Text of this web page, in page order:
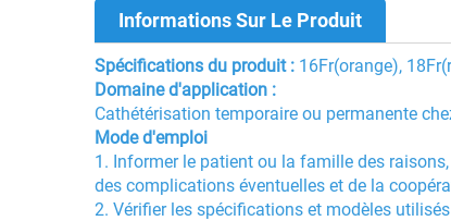
Informations Sur Le Produit
Spécifications du produit : 16Fr(orange),
Domaine d'application :
Cathétérisation temporaire ou permanente
Mode d'emploi
1. Informer le patient ou la famille des
des complications éventuelles et de la
2. Vérifier les spécifications et modèles